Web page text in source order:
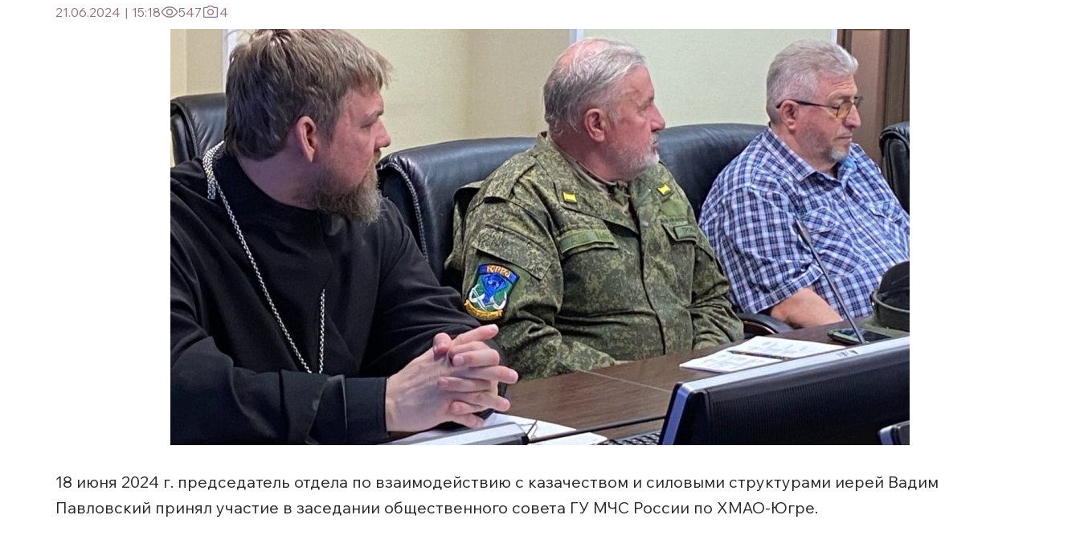
21.06.2024 | 15:18 547 4
18 июня 2024 г. председатель отдела по взаимодействию с казачеством и силовыми структурами иерей Вадим
Павловский принял участие в заседании общественного совета ГУ МЧС России по ХМАО-Югре.